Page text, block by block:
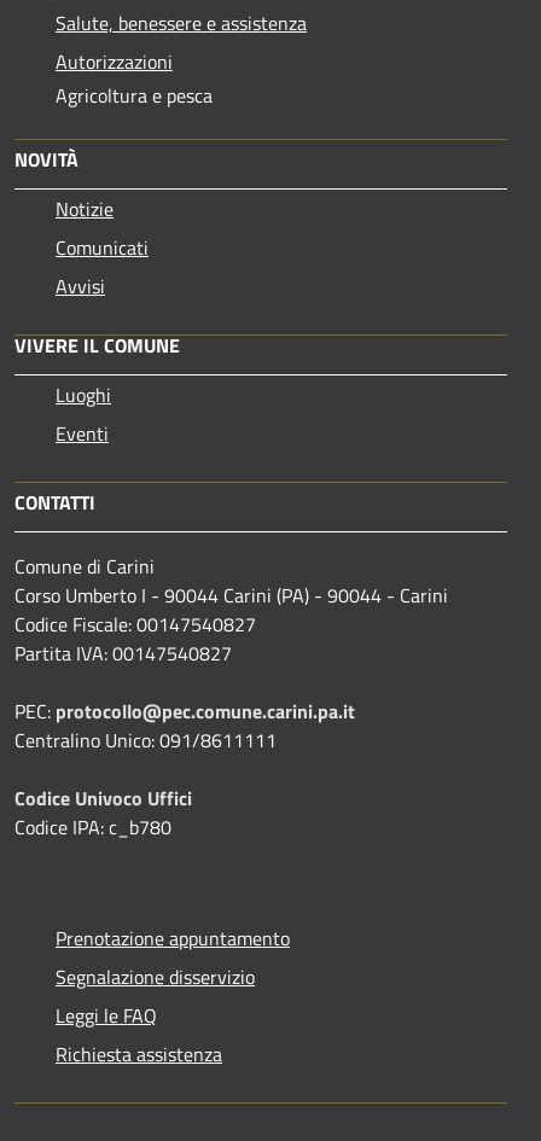
Salute, benessere e assistenza
Autorizzazioni
Agricoltura e pesca
NOVITÀ
Notizie
Comunicati
Avvisi
VIVERE IL COMUNE
Luoghi
Eventi
CONTATTI
Comune di Carini
Corso Umberto I - 90044 Carini (PA) - 90044 - Carini
Codice Fiscale: 00147540827
Partita IVA: 00147540827
PEC: protocollo@pec.comune.carini.pa.it
Centralino Unico: 091/8611111
Codice Univoco Uffici
Codice IPA: c_b780
Prenotazione appuntamento
Segnalazione disservizio
Leggi le FAQ
Richiesta assistenza